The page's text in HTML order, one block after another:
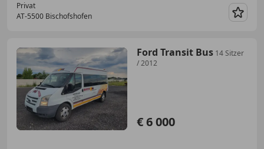
Privat
AT-5500 Bischofshofen
Ford Transit Bus 14 Sitzer
/ 2012
€ 6 000